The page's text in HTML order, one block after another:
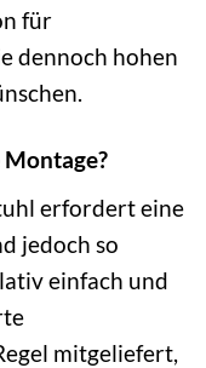
für
dennoch hohen
erfordert eine
jedoch so
einfach und
mitgeliefert,